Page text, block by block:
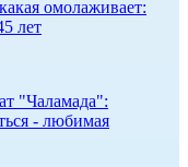
омолаживает:
лет
"Чаламада":
- любимая